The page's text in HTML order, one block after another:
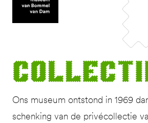
Ons museum ontstond in 1969
schenking van de privécollectie